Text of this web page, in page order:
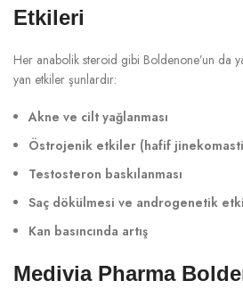
Etkileri
Her anabolik steroid gibi Boldenone’un da
yan etkiler şunlardır:
Akne ve cilt yağlanması
Östrojenik etkiler (hafif
Testosteron baskılanması
Saç dökülmesi ve androgenetik
Kan basıncında artış
Medivia Pharma